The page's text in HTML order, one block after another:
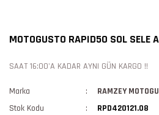
MOTOGUSTO RAPID50 SOL SELE
SAAT 16:00'A KADAR AYNI GÜN KARGO !!
Marka
RAMZEY
Stok Kodu
RPD420121.08